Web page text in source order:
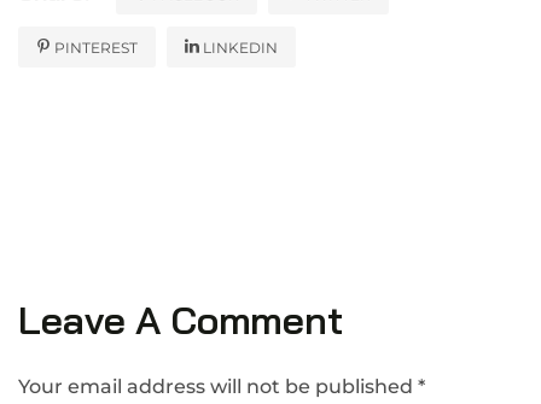
PINTEREST LINKEDIN
Leave A Comment
Your email address will not be published *